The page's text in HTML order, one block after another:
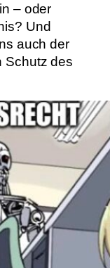
– oder
Und
auch der
Schutz des